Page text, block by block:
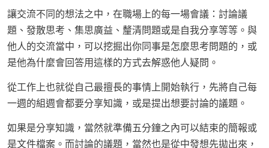
讓交流不同的想法之中，在職場上的每一場會議：討論議
題、發散思考、集思廣益、釐清問題或是自我分享等等。與
他人的交流當中，可以挖掘出你同事是怎麼思考問題的，或
是他為什麼會回答用這樣的方式去解惑他人疑問。
從工作上也就從自己最擅長的事情上開始執行，先將自己每
一週的組週會都要分享知識，或是提出想要討論的議題。
如果是分享知識，當然就準備五分鐘之內可以結束的簡報或
是文件檔案。而討論的議題，當然也是從中發想先拋出來，